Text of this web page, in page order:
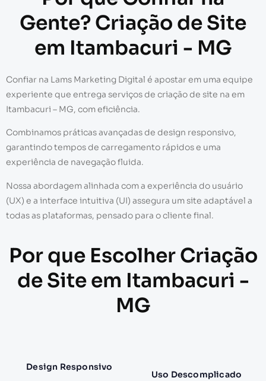
Gente? Criação de Site
em Itambacuri - MG
Confiar na Lams Marketing Digital é apostar em uma equipe
experiente que entrega serviços de criação de site na em
Itambacuri – MG, com eficiência.
Combinamos práticas avançadas de design responsivo,
garantindo tempos de carregamento rápidos e uma
experiência de navegação fluida.
Nossa abordagem alinhada com a experiência do usuário
(UX) e a interface intuitiva (UI) assegura um site adaptável a
todas as plataformas, pensado para o cliente final.
Por que Escolher Criação
de Site em Itambacuri -
MG
Design Responsivo
Uso Descomplicado